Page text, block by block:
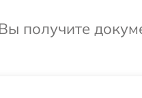
получите